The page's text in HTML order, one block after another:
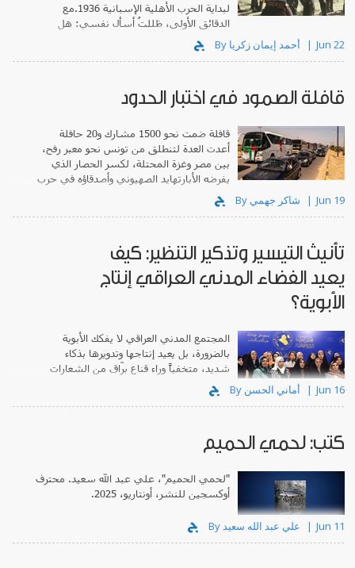
لبداية الحرب الأهلية الإسبانية 1936.مع
الدقائق الأولى، ظللتُ أسأل نفسي: هل
سينتصر الفيلم للثورة الإسبانية؟
Jun 22
قافلة الصمود في اختبار الحدود
قافلة ضمت نحو 1500 مشارك و20 حافلة
أعدت العدة لتنطلق من تونس نحو معبر رفح،
بين مصر وغزة المحتلة، لكسر الحصار الذي
يفرضه الأبارتهايد الصهيوني وأصدقاؤه في حرب
الإبادة التي يسلطها على الفلسطينيين.
Jun 19
تأنيث التيسير وتذكير التنظير: كيف
يعيد الفضاء المدني العراقي إنتاج
الأبوية؟
المجتمع المدني العراقي لا يفكك الأبوية
بالضرورة، بل يعيد إنتاجها وتدويرها بذكاء
شديد، متخفياً وراء قناع برّاق من الشعارات
التقدمية.
Jun 16
كتب: لحمي الحميم
"لحمي الحميم"، علي عبد الله سعيد. محترف
أوكسجين للنشر، أونتاريو، 2025.
Jun 11